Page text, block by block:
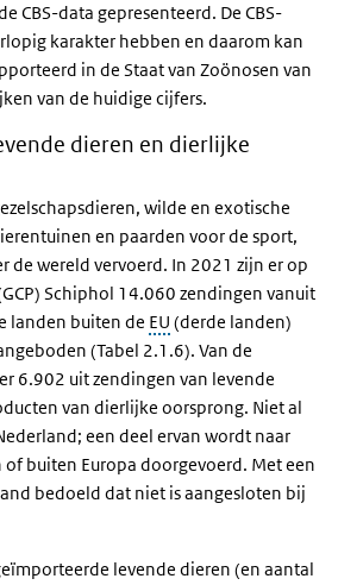
CBS-data gepresenteerd. De CBS-
karakter hebben en daarom kan
in de Staat van Zoönosen van
van de huidige cijfers.
dieren en dierlijke
wilde en exotische
en paarden voor de sport,
de wereld vervoerd. In 2021 zijn er op
Schiphol 14.060 zendingen vanuit
landen buiten de EU (derde landen)
(Tabel 2.1.6). Van de
6.902 uit zendingen van levende
van dierlijke oorsprong. Niet al
een deel ervan wordt naar
buiten Europa doorgevoerd. Met een
bedoeld dat niet is aangesloten bij
levende dieren (en aantal